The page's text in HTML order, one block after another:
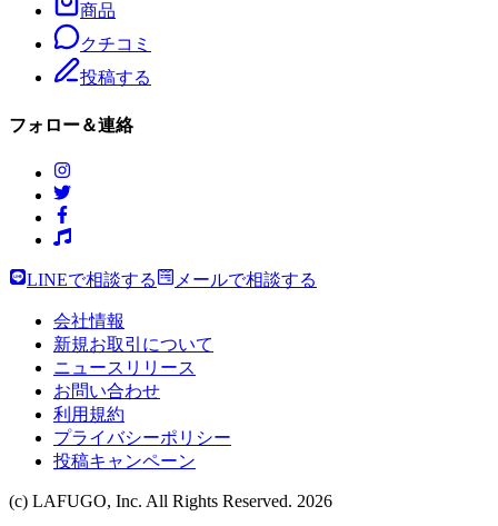
商品
クチコミ
投稿する
フォロー＆連絡
LINEで相談する メールで相談する
会社情報
新規お取引について
ニュースリリース
お問い合わせ
利用規約
プライバシーポリシー
投稿キャンペーン
(c) LAFUGO, Inc. All Rights Reserved. 2026